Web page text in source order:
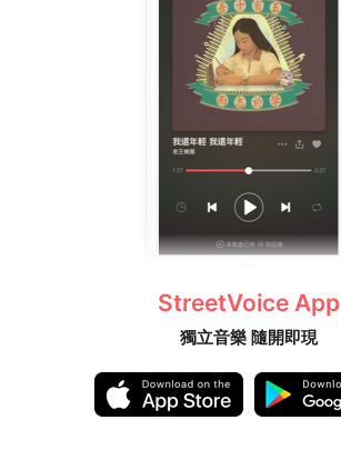
StreetVoice App
獨立音樂 隨開即現